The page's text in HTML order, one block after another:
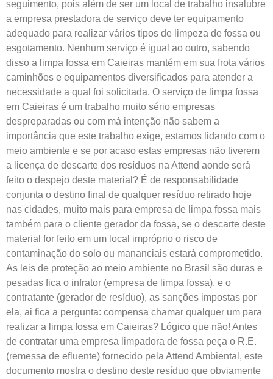
seguimento, pois além de ser um local de trabalho insalubre
a empresa prestadora de serviço deve ter equipamento
adequado para realizar vários tipos de limpeza de fossa ou
esgotamento. Nenhum serviço é igual ao outro, sabendo
disso a limpa fossa em Caieiras mantém em sua frota vários
caminhões e equipamentos diversificados para atender a
necessidade a qual foi solicitada. O serviço de limpa fossa
em Caieiras é um trabalho muito sério empresas
despreparadas ou com má intenção não sabem a
importância que este trabalho exige, estamos lidando com o
meio ambiente e se por acaso estas empresas não tiverem
a licença de descarte dos resíduos na Attend aonde será
feito o despejo deste material? É de responsabilidade
conjunta o destino final de qualquer resíduo retirado hoje
nas cidades, muito mais para empresa de limpa fossa mais
também para o cliente gerador da fossa, se o descarte deste
material for feito em um local impróprio o risco de
contaminação do solo ou mananciais estará comprometido.
As leis de proteção ao meio ambiente no Brasil são duras e
pesadas fica o infrator (empresa de limpa fossa), e o
contratante (gerador de resíduo), as sanções impostas por
ela, ai fica a pergunta: compensa chamar qualquer um para
realizar a limpa fossa em Caieiras? Lógico que não! Antes
de contratar uma empresa limpadora de fossa peça o R.E.
(remessa de efluente) fornecido pela Attend Ambiental, este
documento mostra o destino deste resíduo que obviamente